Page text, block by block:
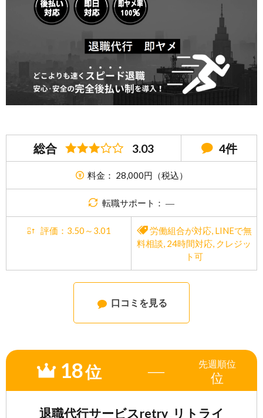
総合 3.03 4件
料金： 28,000円（税込）
転職サポート： ―
評価：3.50～3.01 労働組合が対応, LINEで無
料相談 24時間対応 クレジッ
ト可
口コミを見る
18位 ― 先週 順位
位
退職代行サービスretry_リトライ